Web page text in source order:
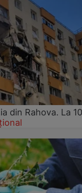
din Rahova. La